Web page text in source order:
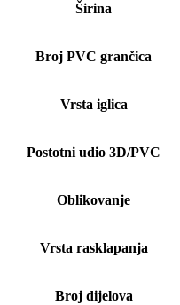
Širina
Broj PVC grančica
Vrsta iglica
Postotni udio 3D/PVC
Oblikovanje
Vrsta rasklapanja
Broj dijelova